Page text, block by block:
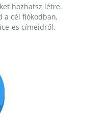
hozhatsz létre.
a cél fiókodban,
es címeidről.